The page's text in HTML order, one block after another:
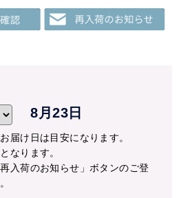
。予めご了承ください。
アレンジメント・花束）はご注
のお届けの場合も、急ぎのご注
べく気温が高い日を避けて配送
ます。
て頂き、こちらから配送の時期
もございますので予めご了承く
8月23日
届け日は目安になります。
なります。
入荷のお知らせ」ボタンのご登